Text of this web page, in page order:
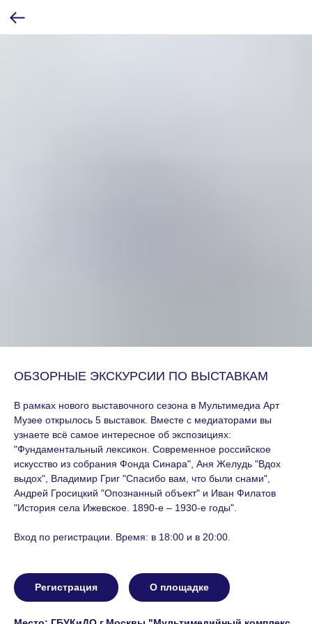
ОБЗОРНЫЕ ЭКСКУРСИИ ПО ВЫСТАВКАМ
В рамках нового выставочного сезона в Мультимедиа Арт
Музее открылось 5 выставок. Вместе с медиаторами вы
узнаете всё самое интересное об экспозициях:
"Фундаментальный лексикон. Современное российское
искусство из собрания Фонда Синара", Аня Желудь "Вдох
выдох", Владимир Григ "Спасибо вам, что были снами",
Андрей Гросицкий "Опознанный объект" и Иван Филатов
"История села Ижевское. 1890-е – 1930-е годы".
Вход по регистрации. Время: в 18:00 и в 20:00.
Регистрация О площадке